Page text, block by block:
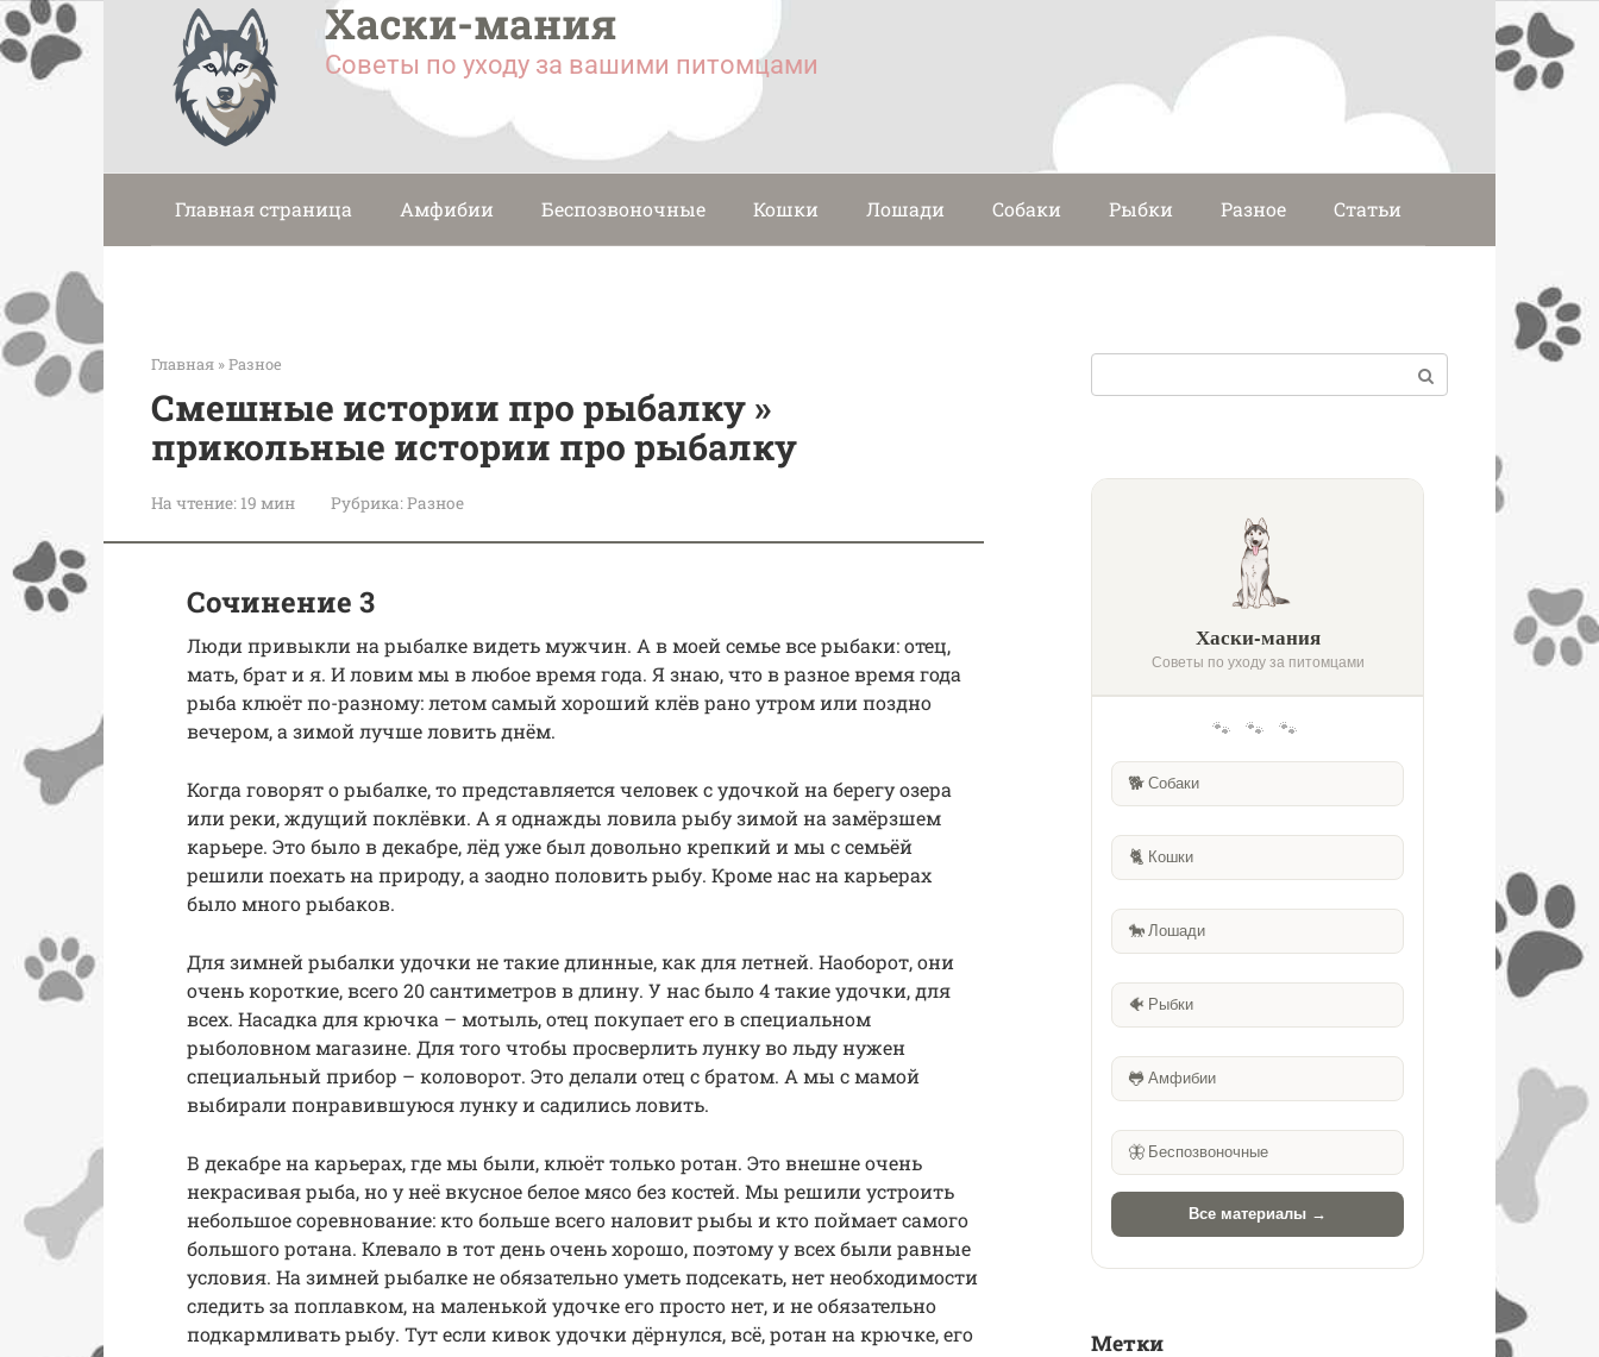
Перейти
к
контенту
Хаски-мания
Советы по уходу за вашими питомцами
Главная страница Амфибии Беспозвоночные Кошки Лошади Собаки Рыбки Разное Статьи
Главная »Разное
Смешные истории про рыбалку »
прикольные истории про рыбалку
На чтение: 19 мин Рубрика:Разное
Сочинение 3
Люди привыкли на рыбалке видеть мужчин. А в моей семье все рыбаки: отец,
мать, брат и я. И ловим мы в любое время года. Я знаю, что в разное время года
рыба клюёт по-разному: летом самый хороший клёв рано утром или поздно
вечером, а зимой лучше ловить днём.
Когда говорят о рыбалке, то представляется человек с удочкой на берегу озера
или реки, ждущий поклёвки. А я однажды ловила рыбу зимой на замёрзшем
карьере. Это было в декабре, лёд уже был довольно крепкий и мы с семьёй
решили поехать на природу, а заодно половить рыбу. Кроме нас на карьерах
было много рыбаков.
Для зимней рыбалки удочки не такие длинные, как для летней. Наоборот, они
очень короткие, всего 20 сантиметров в длину. У нас было 4 такие удочки, для
всех. Насадка для крючка – мотыль, отец покупает его в специальном
рыболовном магазине. Для того чтобы просверлить лунку во льду нужен
специальный прибор – коловорот. Это делали отец с братом. А мы с мамой
выбирали понравившуюся лунку и садились ловить.
В декабре на карьерах, где мы были, клюёт только ротан. Это внешне очень
некрасивая рыба, но у неё вкусное белое мясо без костей. Мы решили устроить
небольшое соревнование: кто больше всего наловит рыбы и кто поймает самого
большого ротана. Клевало в тот день очень хорошо, поэтому у всех были равные
условия. На зимней рыбалке не обязательно уметь подсекать, нет необходимости
следить за поплавком, на маленькой удочке его просто нет, и не обязательно
подкармливать рыбу. Тут если кивок удочки дёрнулся, всё, ротан на крючке, его
Хаски-мания
Советы по уходу за питомцами
🐾 🐾 🐾
🐕 Собаки
🐈 Кошки
🐎 Лошади
🐠 Рыбки
🐸 Амфибии
🦋 Беспозвоночные
Все материалы →
Метки